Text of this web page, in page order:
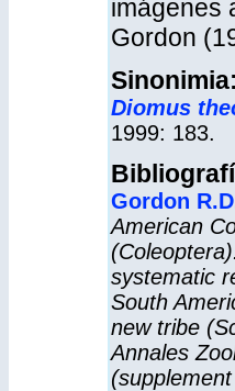
imágenes
Gordon
Sinonimia:
Diomus
1999: 183.
Gordon
American
systematic
South
new tribe
Annales